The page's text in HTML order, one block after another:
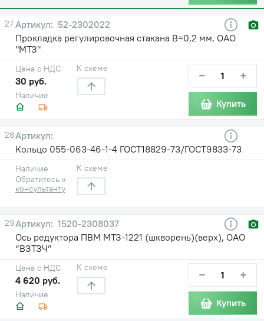
27
52-2302022
Прокладка регулировочная стакана В=0,2 мм, ОАО
"МТЗ"
Наличие
Цена с НДС
30 руб.
К схеме − +
Купить
28
Кольцо 055-063-46-1-4 ГОСТ18829-73/ГОСТ9833-73
Наличие
Обратитесь к
консультанту
К схеме
29
1520-2308037
Ось редуктора ПВМ МТЗ-1221 (шкворень)(верх), ОАО
“ВЗТЗЧ”
Наличие
Цена с НДС
4 620 руб.
К схеме − +
Купить